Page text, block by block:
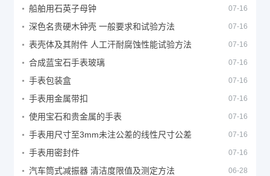
船舶用石英子母钟 07-16
深色名贵硬木钟壳 一般要求和试验方法 07-16
表壳体及其附件 人工汗耐腐蚀性能试验方法 07-16
合成蓝宝石手表玻璃 07-16
手表包装盒 07-16
手表用金属带扣 07-16
使用宝石和贵金属的手表 07-16
手表用尺寸至3mm未注公差的线性尺寸公差 07-16
手表用密封件 07-16
汽车筒式减振器 清洁度限值及测定方法 06-28